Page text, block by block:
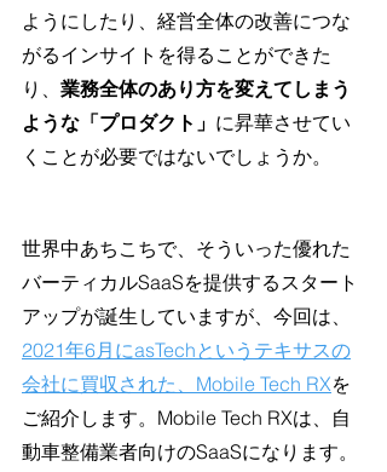
ようにしたり、経営全体の改善につな
がるインサイトを得ることができた
り、 業務全体のあり方を変えてしまう
ような「プロダクト」 に昇華させてい
くことが必要ではないでしょうか。
世界中あちこちで、そういった優れた
バーティカルSaaSを提供するスタート
アップが誕生していますが、今回は、
2021年6月にasTechというテキサスの
会社に買収された、Mobile Tech RXを
ご紹介します。Mobile Tech RXは、自
動車整備業者向けのSaaSになります。